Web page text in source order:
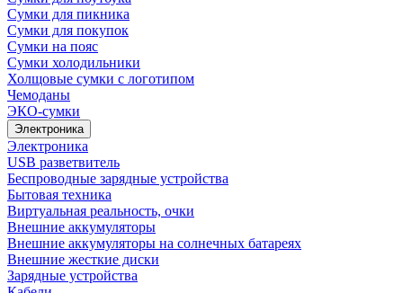
Сумки для пикника
Сумки для покупок
Сумки на пояс
Сумки холодильники
Холщовые сумки с логотипом
Чемоданы
ЭКО-сумки
Электроника
Электроника
USB разветвитель
Беспроводные зарядные устройства
Бытовая техника
Виртуальная реальность, очки
Внешние аккумуляторы
Внешние аккумуляторы на солнечных батареях
Внешние жесткие диски
Зарядные устройства